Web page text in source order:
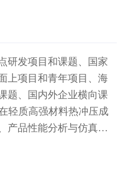
研发项目和课题、国家
上项目和青年项目、海
题、国内外企业横向课
轻质高强材料热冲压成
产品性能分析与仿真等
术带头人、上海市浦江
研合作创新成果...